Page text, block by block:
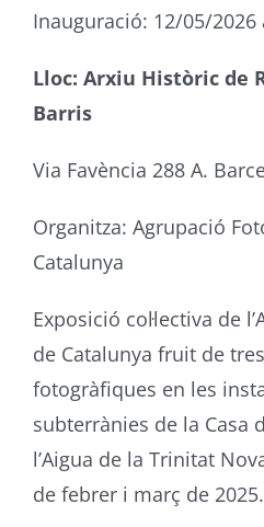
Inauguració: 12/05/2026
Lloc: Arxiu Històric de
Barris
Via Favència 288 A.
Organitza: Agrupació
Catalunya
Exposició col·lectiva de
de Catalunya fruit de
fotogràfiques en les
subterrànies de la Casa
l’Aigua de la Trinitat
de febrer i març de 2025.